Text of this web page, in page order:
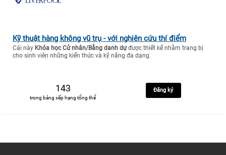
Kỹ thuật hàng không vũ trụ - với nghiên cứu thí điểm
Cái này Khóa học Cử nhân/Bằng danh dựđược thiết kế nhằm trang bị
cho sinh viên những kiến thức và kỹ năng đa dạng.
143
trong bảng xếp hạng tổng thể
Đăng ký